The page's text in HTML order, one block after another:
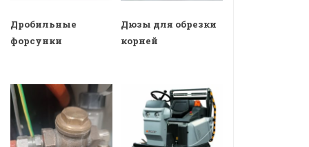
Дробильные
форсунки
Дюзы для обрезки
корней